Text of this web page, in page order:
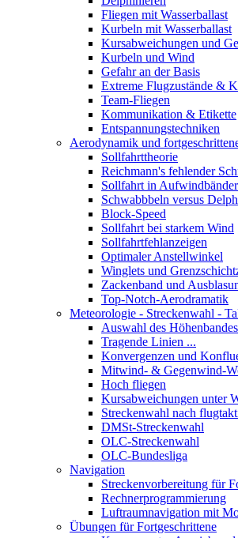
Fliegen mit Wasserballast
Kurbeln mit Wasserballast
Kursabweichungen und
Kurbeln und Wind
Gefahr an der Basis
Extreme Flugzustände &
Team-Fliegen
Kommunikation & Etikette
Entspannungstechniken
Aerodynamik und
Sollfahrttheorie
Reichmann's fehlender
Sollfahrt in
Schwabbbeln versus
Block-Speed
Sollfahrt bei starkem Wind
Sollfahrtfehlanzeigen
Optimaler Anstellwinkel
Winglets und
Zackenband und
Top-Notch-Aerodramatik
Meteorologie - Streckenwahl -
Auswahl des Höhenbandes
Tragende Linien ...
Konvergenzen und
Mitwind- & Gegenwind-
Hoch fliegen
Kursabweichungen unter
Streckenwahl nach
DMSt-Streckenwahl
OLC-Streckenwahl
OLC-Bundesliga
Navigation
Streckenvorbereitung für
Rechnerprogrammierung
Luftraumnavigation mit
Übungen für Fortgeschrittene